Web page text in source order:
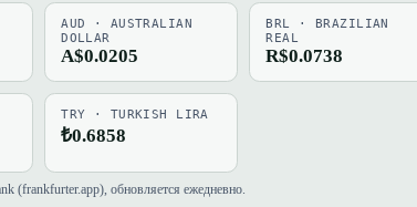
AUD · AUSTRALIAN
DOLLAR
A$0.0205
BRL · BRAZILIAN
REAL
R$0.0738
TRY · TURKISH LIRA
₺0.6858
(frankfurter.app), обновляется ежедневно.